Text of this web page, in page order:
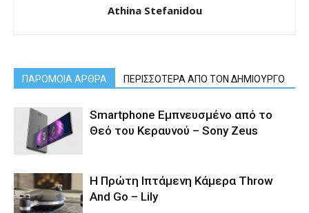
Athina Stefanidou
ΠΑΡΟΜΟΙΑ ΑΡΘΡΑ ΠΕΡΙΣΣΟΤΕΡΑ ΑΠΟ ΤΟΝ ΔΗΜΙΟΥΡΓΟ
Smartphone Εμπνευσμένο από το
Θεό του Κεραυνού – Sony Zeus
Η Πρώτη Ιπτάμενη Κάμερα Throw
And Go – Lily